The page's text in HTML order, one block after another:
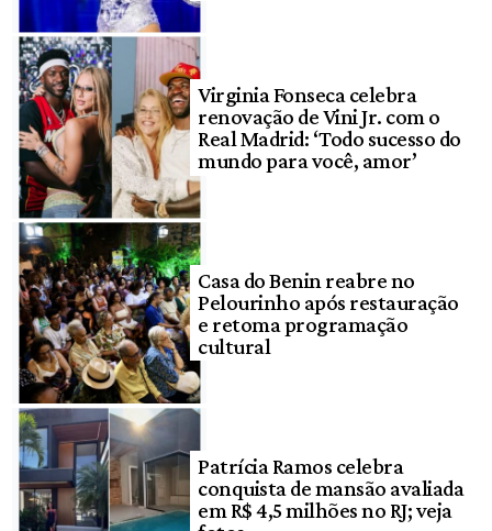
Virginia Fonseca celebra
renovação de Vini Jr. com o
Real Madrid: ‘Todo sucesso do
mundo para você, amor’
Casa do Benin reabre no
Pelourinho após restauração
e retoma programação
cultural
Patrícia Ramos celebra
conquista de mansão avaliada
em R$ 4,5 milhões no RJ; veja